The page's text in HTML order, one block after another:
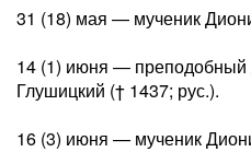
31 (18) мая — мученик
14 (1) июня — преподобный
Глушицкий († 1437; рус.).
16 (3) июня — мученик